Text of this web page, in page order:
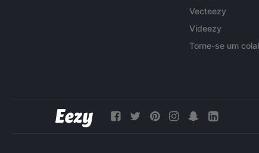
Vecteezy
Videezy
Torne-se um